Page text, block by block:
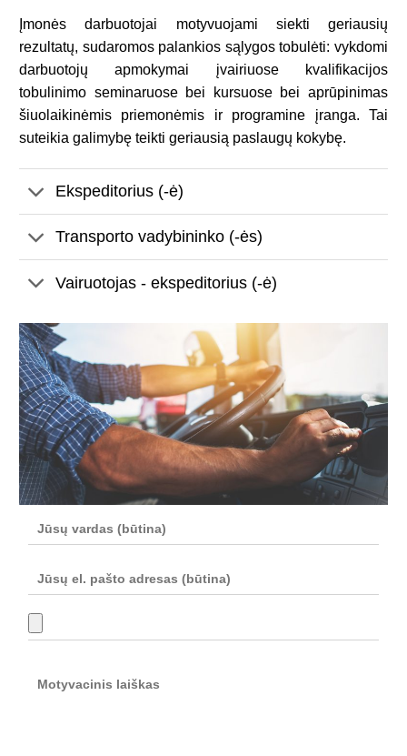
Įmonės darbuotojai motyvuojami siekti geriausių
rezultatų, sudaromos palankios sąlygos tobulėti: vykdomi
darbuotojų apmokymai įvairiuose kvalifikacijos
tobulinimo seminaruose bei kursuose bei aprūpinimas
šiuolaikinėmis priemonėmis ir programine įranga. Tai
suteikia galimybę teikti geriausią paslaugų kokybę.
Ekspeditorius (-ė)
Transporto vadybininko (-ės)
Vairuotojas - ekspeditorius (-ė)